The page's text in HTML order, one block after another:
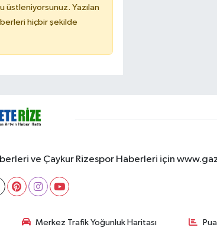
üstleniyorsunuz. Yazılan
hiçbir şekilde
ve Çaykur Rizespor Haberleri için
Merkez Trafik Yoğunluk Haritası